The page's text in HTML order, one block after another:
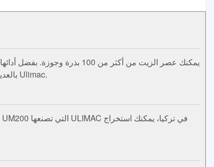
Ulimac بالعديد من المزايا مقارنة بمنافسيها. أفضل آلات عصر الزيت على البارد المستخدمة في إنتاج الزيت على البارد يتم إنتاجها بواسطة Ulimac.